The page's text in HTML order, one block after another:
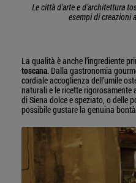
Le città d’arte e d’architettura
esempi di creazioni
La qualità è anche l’ingrediente
toscana. Dalla gastronomia
cordiale accoglienza dell’umile
naturali e le ricette
di Siena dolce e speziato, o delle
possibile gustare la genuina